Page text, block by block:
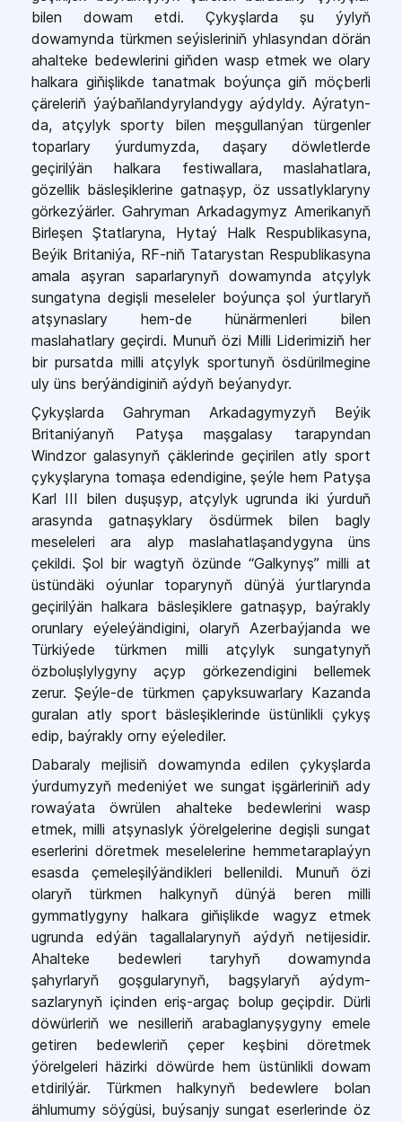
bilen dowam etdi. Çykyşlarda şu ýylyň
dowamynda türkmen seýisleriniň yhlasyndan dörän
ahalteke bedewlerini giňden wasp etmek we olary
halkara giňişlikde tanatmak boýunça giň möçberli
çäreleriň ýaýbaňlandyrylandygy aýdyldy. Aýratyn-
da, atçylyk sporty bilen meşgullanýan türgenler
toparlary ýurdumyzda, daşary döwletlerde
geçirilýän halkara festiwallara, maslahatlara,
gözellik bäsleşiklerine gatnaşyp, öz ussatlyklaryny
görkezýärler. Gahryman Arkadagymyz Amerikanyň
Birleşen Ştatlaryna, Hytaý Halk Respublikasyna,
Beýik Britaniýa, RF-niň Tatarystan Respublikasyna
amala aşyran saparlarynyň dowamynda atçylyk
sungatyna degişli meseleler boýunça şol ýurtlaryň
atşynaslary hem-de hünärmenleri bilen
maslahatlary geçirdi. Munuň özi Milli Liderimiziň her
bir pursatda milli atçylyk sportunyň ösdürilmegine
uly üns berýändiginiň aýdyň beýanydyr.
Çykyşlarda Gahryman Arkadagymyzyň Beýik
Britaniýanyň Patyşa maşgalasy tarapyndan
Windzor galasynyň çäklerinde geçirilen atly sport
çykyşlaryna tomaşa edendigine, şeýle hem Patyşa
Karl III bilen duşuşyp, atçylyk ugrunda iki ýurduň
arasynda gatnaşyklary ösdürmek bilen bagly
meseleleri ara alyp maslahatlaşandygyna üns
çekildi. Şol bir wagtyň özünde “Galkynyş” milli at
üstündäki oýunlar toparynyň dünýä ýurtlarynda
geçirilýän halkara bäsleşiklere gatnaşyp, baýrakly
orunlary eýeleýändigini, olaryň Azerbaýjanda we
Türkiýede türkmen milli atçylyk sungatynyň
özboluşlylygyny açyp görkezendigini bellemek
zerur. Şeýle-de türkmen çapyksuwarlary Kazanda
guralan atly sport bäsleşiklerinde üstünlikli çykyş
edip, baýrakly orny eýelediler.
Dabaraly mejlisiň dowamynda edilen çykyşlarda
ýurdumyzyň medeniýet we sungat işgärleriniň ady
rowaýata öwrülen ahalteke bedewlerini wasp
etmek, milli atşynaslyk ýörelgelerine degişli sungat
eserlerini döretmek meselelerine hemmetaraplaýyn
esasda çemeleşilýändikleri bellenildi. Munuň özi
olaryň türkmen halkynyň dünýä beren milli
gymmatlygyny halkara giňişlikde wagyz etmek
ugrunda edýän tagallalarynyň aýdyň netijesidir.
Ahalteke bedewleri taryhyň dowamynda
şahyrlaryň goşgularynyň, bagşylaryň aýdym-
sazlarynyň içinden eriş-argaç bolup geçipdir. Dürli
döwürleriň we nesilleriň arabaglanyşygyny emele
getiren bedewleriň çeper keşbini döretmek
ýörelgeleri häzirki döwürde hem üstünlikli dowam
etdirilýär. Türkmen halkynyň bedewlere bolan
ählumumy söýgüsi, buýsanjy sungat eserlerinde öz